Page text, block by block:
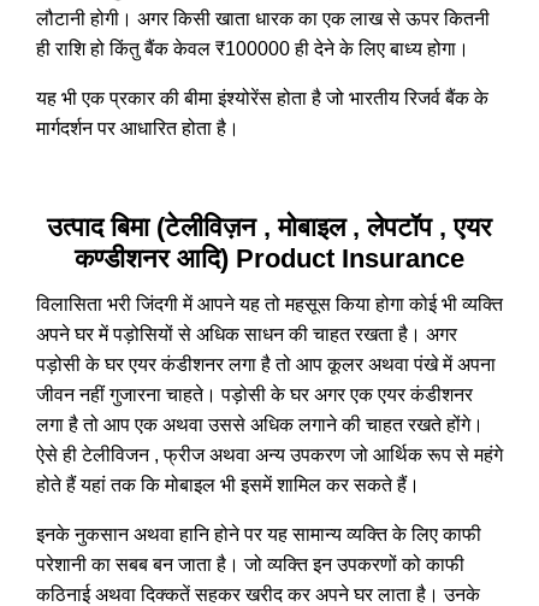
लौटानी होगी। अगर किसी खाता धारक का एक लाख से ऊपर कितनी
ही राशि हो किंतु बैंक केवल ₹100000 ही देने के लिए बाध्य होगा।
यह भी एक प्रकार की बीमा इंश्योरेंस होता है जो भारतीय रिजर्व बैंक के
मार्गदर्शन पर आधारित होता है।
उत्पाद बिमा (टेलीविज़न , मोबाइल , लेपटॉप , एयर
कण्डीशनर आदि) Product Insurance
विलासिता भरी जिंदगी में आपने यह तो महसूस किया होगा कोई भी व्यक्ति
अपने घर में पड़ोसियों से अधिक साधन की चाहत रखता है। अगर
पड़ोसी के घर एयर कंडीशनर लगा है तो आप कूलर अथवा पंखे में अपना
जीवन नहीं गुजारना चाहते। पड़ोसी के घर अगर एक एयर कंडीशनर
लगा है तो आप एक अथवा उससे अधिक लगाने की चाहत रखते होंगे।
ऐसे ही टेलीविजन , फ्रीज अथवा अन्य उपकरण जो आर्थिक रूप से महंगे
होते हैं यहां तक कि मोबाइल भी इसमें शामिल कर सकते हैं।
इनके नुकसान अथवा हानि होने पर यह सामान्य व्यक्ति के लिए काफी
परेशानी का सबब बन जाता है। जो व्यक्ति इन उपकरणों को काफी
कठिनाई अथवा दिक्कतें सहकर खरीद कर अपने घर लाता है। उनके